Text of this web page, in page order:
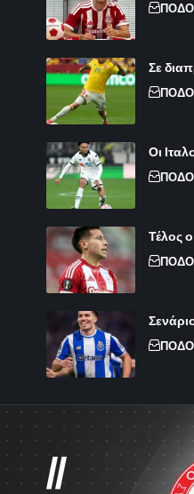
Σε
Οι
Τέλος
//